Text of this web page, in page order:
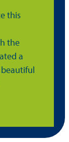
this
the
a